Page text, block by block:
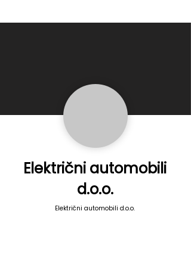
Električni automobili
d.o.o.
Električni automobili d.o.o.